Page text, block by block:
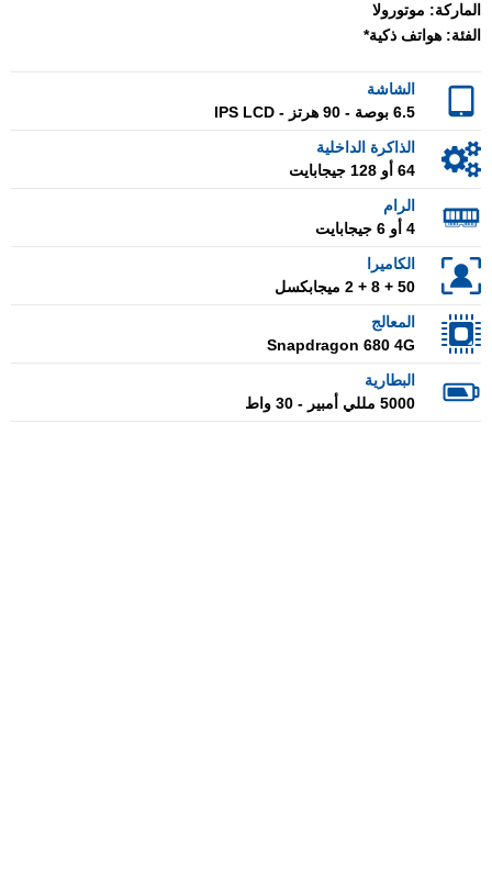
الماركة: موتورولا
الفئة: هواتف ذكية*
الشاشة
6.5 بوصة - 90 هرتز - IPS LCD
الذاكرة الداخلية
64 أو 128 جيجابايت
الرام
4 أو 6 جيجابايت
الكاميرا
50 + 8 + 2 ميجابكسل
المعالج
Snapdragon 680 4G
البطارية
5000 مللي أمبير - 30 واط